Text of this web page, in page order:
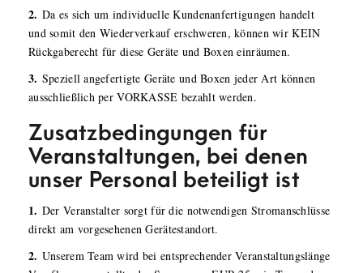
2. Da es sich um individuelle Kundenanfertigungen handelt
und somit den Wiederverkauf erschweren, können wir KEIN
Rückgaberecht für diese Geräte und Boxen einräumen.
3. Speziell angefertigte Geräte und Boxen jeder Art können
ausschließlich per VORKASSE bezahlt werden.
Zusatzbedingungen für
Veranstaltungen, bei denen
unser Personal beteiligt ist
1. Der Veranstalter sorgt für die notwendigen Stromanschlüsse
direkt am vorgesehenen Gerätestandort.
2. Unserem Team wird bei entsprechender Veranstaltungslänge